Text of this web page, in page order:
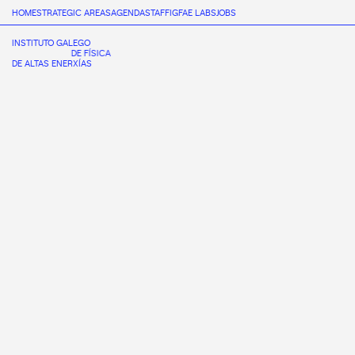
HOMESTRATEGIC AREASAGENDASTAFFIGFAE LABSJOBS
INSTITUTO GALEGO
DE FÍSICA
DE ALTAS ENERXÍAS